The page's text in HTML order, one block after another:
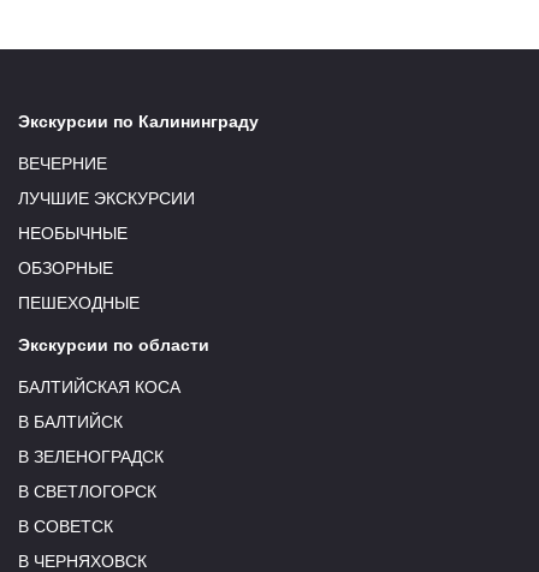
Экскурсии по Калининграду
ВЕЧЕРНИЕ
ЛУЧШИЕ ЭКСКУРСИИ
НЕОБЫЧНЫЕ
ОБЗОРНЫЕ
ПЕШЕХОДНЫЕ
Экскурсии по области
БАЛТИЙСКАЯ КОСА
В БАЛТИЙСК
В ЗЕЛЕНОГРАДСК
В СВЕТЛОГОРСК
В СОВЕТСК
В ЧЕРНЯХОВСК